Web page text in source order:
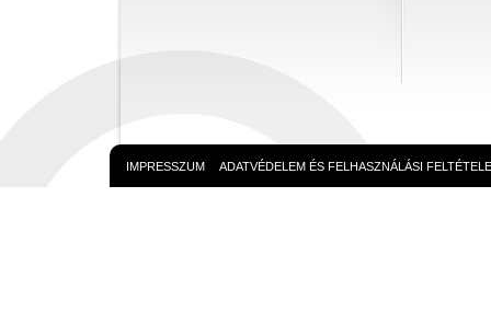
IMPRESSZUM ADATVÉDELEM ÉS FELHASZNÁLÁSI